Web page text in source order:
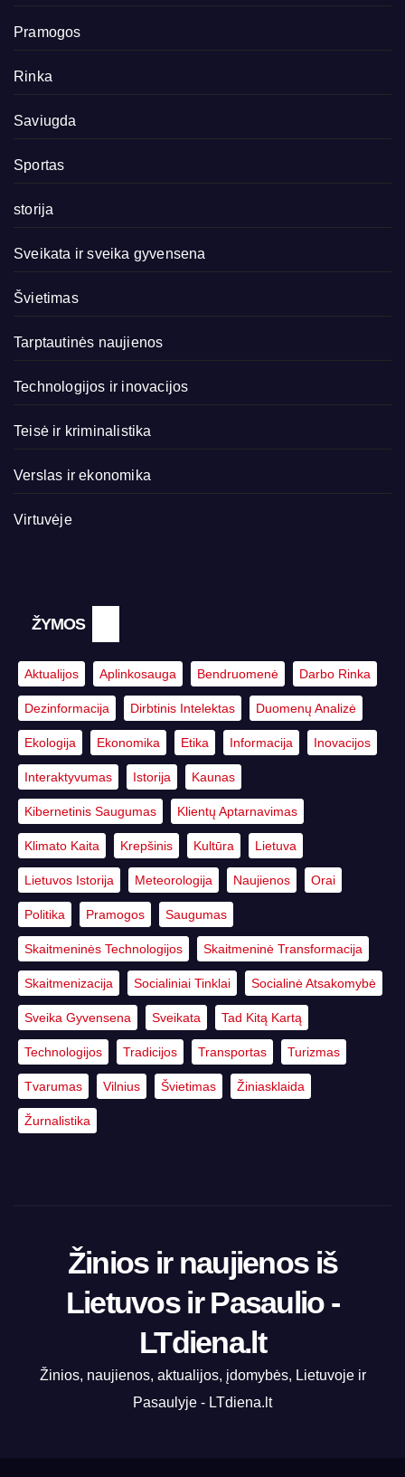
Pramogos
Rinka
Saviugda
Sportas
storija
Sveikata ir sveika gyvensena
Švietimas
Tarptautinės naujienos
Technologijos ir inovacijos
Teisė ir kriminalistika
Verslas ir ekonomika
Virtuvėje
ŽYMOS
Aktualijos Aplinkosauga Bendruomenė Darbo Rinka
Dezinformacija Dirbtinis Intelektas Duomenų Analizė
Ekologija Ekonomika Etika Informacija Inovacijos
Interaktyvumas Istorija Kaunas
Kibernetinis Saugumas Klientų Aptarnavimas
Klimato Kaita Krepšinis Kultūra Lietuva
Lietuvos Istorija Meteorologija Naujienos Orai
Politika Pramogos Saugumas
Skaitmeninės Technologijos Skaitmeninė Transformacija
Skaitmenizacija Socialiniai Tinklai Socialinė Atsakomybė
Sveika Gyvensena Sveikata Tad Kitą Kartą
Technologijos Tradicijos Transportas Turizmas
Tvarumas Vilnius Švietimas Žiniasklaida
Žurnalistika
Žinios ir naujienos iš
Lietuvos ir Pasaulio -
LTdiena.lt
Žinios, naujienos, aktualijos, įdomybės, Lietuvoje ir
Pasaulyje - LTdiena.lt